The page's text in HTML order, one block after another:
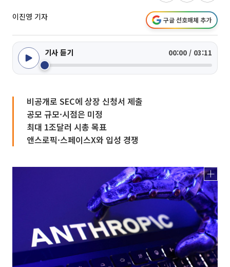
이진영 기자 구글 선호매체 추가
기사 듣기 00:00 / 03:11
비공개로 SEC에 상장 신청서 제출
공모 규모·시점은 미정
최대 1조달러 시총 목표
앤스로픽·스페이스X와 입성 경쟁